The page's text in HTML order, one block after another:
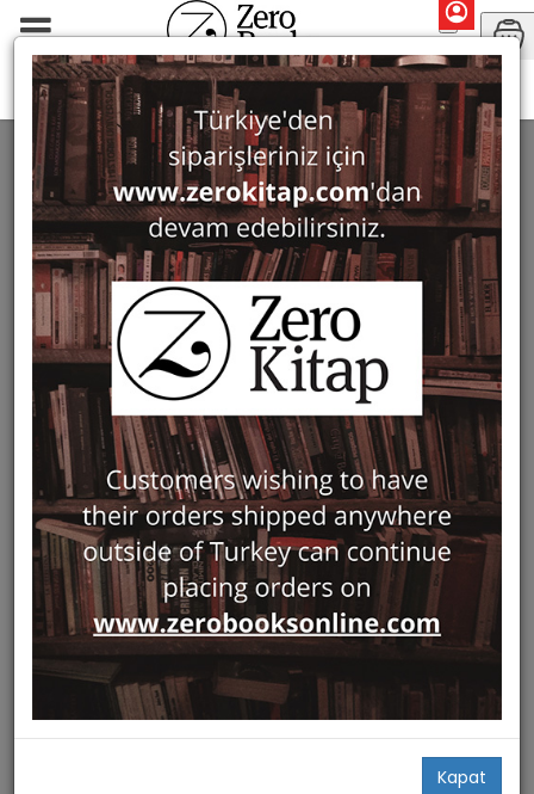
Kapat
Monographs History